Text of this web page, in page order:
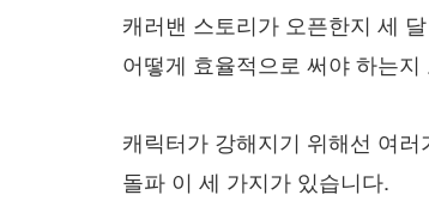
캐러밴 스토리가 오픈한지 세
어떻게 효율적으로 써야 하는
캐릭터가 강해지기 위해선 여
돌파 이 세 가지가 있습니다.